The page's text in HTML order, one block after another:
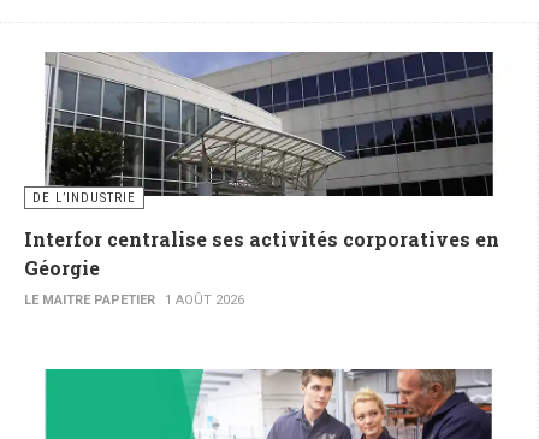
DE L’INDUSTRIE
Interfor centralise ses activités corporatives en
Géorgie
LE MAITRE PAPETIER 1 AOÛT 2026